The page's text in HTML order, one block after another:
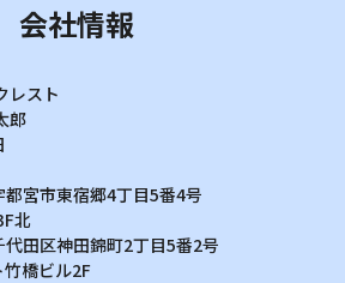
会社情報
レスト
郎
都宮市東宿郷4丁目5番4号
北
代田区神田錦町2丁目5番2号
竹橋ビル2F